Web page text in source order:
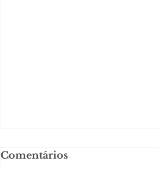
Comentários